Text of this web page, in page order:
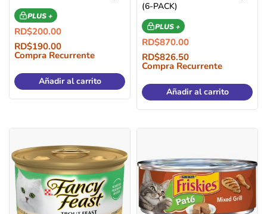
PLUS +
RD$200.00
RD$190.00
Compra Recurrente
Añadir al carrito
(6-PACK)
PLUS +
RD$870.00
RD$826.50
Compra Recurrente
Añadir al carrito